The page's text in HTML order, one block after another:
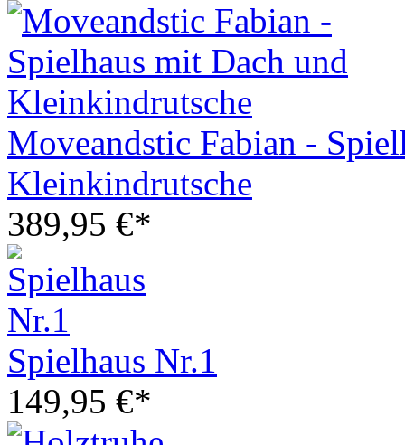
Moveandstic Fabian -
Kleinkindrutsche
389,95 €*
Spielhaus Nr.1
149,95 €*